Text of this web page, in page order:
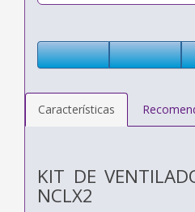
Características
KIT DE
NCLX2